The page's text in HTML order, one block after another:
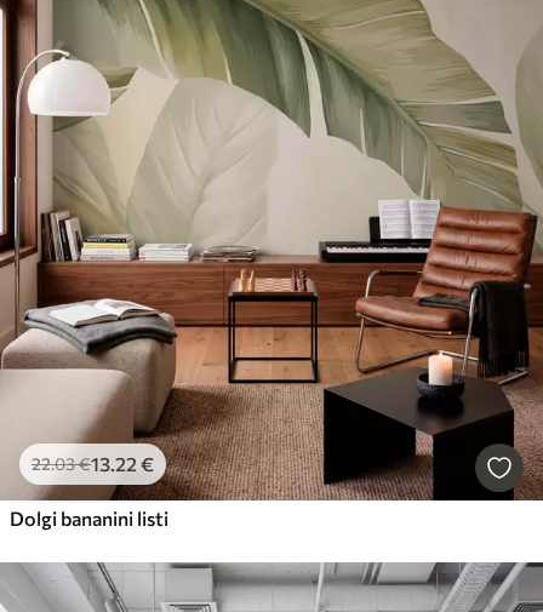
22.03€13 .22 €
Dolgi bananini listi